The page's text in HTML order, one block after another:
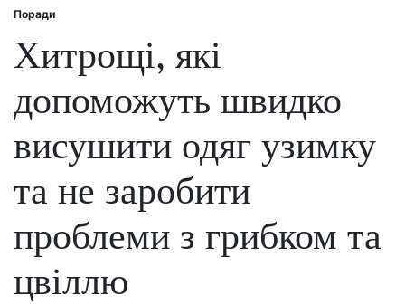
Posted
Поради
Хитрощі, які
допоможуть швидко
висушити одяг узимку
та не заробити
проблеми з грибком та
цвіллю